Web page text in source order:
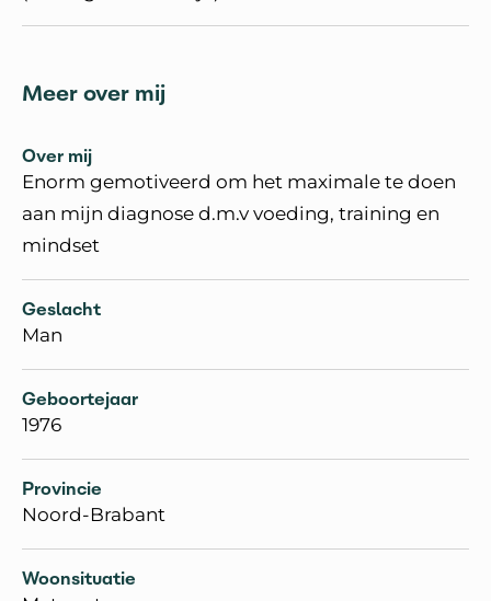
Meer over mij
Over mij
Enorm gemotiveerd om het maximale te doen
aan mijn diagnose d.m.v voeding, training en
mindset
Geslacht
Man
Geboortejaar
1976
Provincie
Noord-Brabant
Woonsituatie